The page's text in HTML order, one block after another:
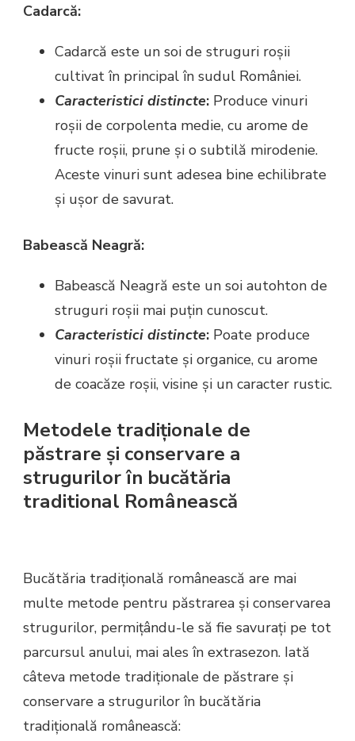
Cadarcă:
Cadarcă este un soi de struguri roșii
cultivat în principal în sudul României.
Caracteristici distincte: Produce vinuri
roșii de corpolenta medie, cu arome de
fructe roșii, prune și o subtilă mirodenie.
Aceste vinuri sunt adesea bine echilibrate
și ușor de savurat.
Babească Neagră:
Babească Neagră este un soi autohton de
struguri roșii mai puțin cunoscut.
Caracteristici distincte: Poate produce
vinuri roșii fructate și organice, cu arome
de coacăze roșii, visine și un caracter rustic.
Metodele tradiționale de
păstrare și conservare a
strugurilor în bucătăria
traditional Românească
Bucătăria tradițională românească are mai
multe metode pentru păstrarea și conservarea
strugurilor, permițându-le să fie savurați pe tot
parcursul anului, mai ales în extrasezon. Iată
câteva metode tradiționale de păstrare și
conservare a strugurilor în bucătăria
tradițională românească: